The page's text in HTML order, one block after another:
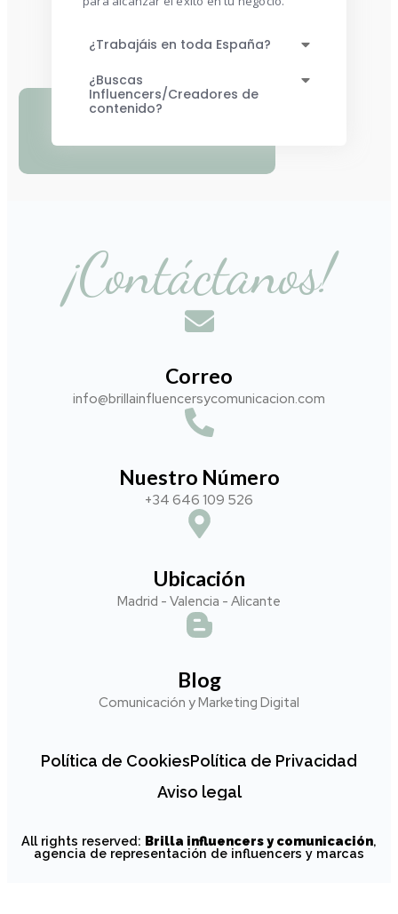
¿Trabajáis en toda España?
¿Buscas
Influencers/Creadores de
contenido?
¡Contáctanos!
Correo
info@brillainfluencersycomunicacion.com​
Nuestro Número
+34 646 109 526
Ubicación
Madrid - Valencia - Alicante
Blog
Comunicación y Marketing Digital
Política de CookiesPolítica de Privacidad
Aviso legal
All rights reserved: Brilla influencers y comunicación,
agencia de representación de influencers y marcas